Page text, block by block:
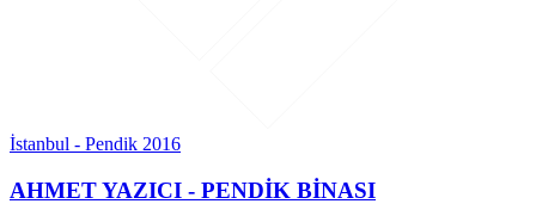
İstanbul - Pendik 2016
AHMET YAZICI - PENDİK BİNASI